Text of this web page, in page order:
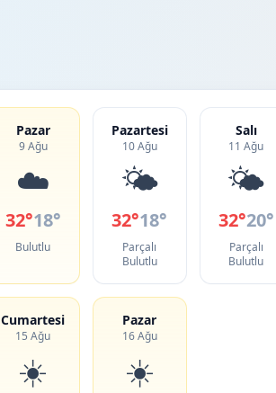
Pazar
9 Ağu
☁️
32°18°
Bulutlu
Pazartesi
10 Ağu
🌤️
32°18°
Parçalı
Bulutlu
Salı
11 Ağu
🌤️
32°20°
Parçalı
Bulutlu
Cumartesi
15 Ağu
☀️
Pazar
16 Ağu
☀️